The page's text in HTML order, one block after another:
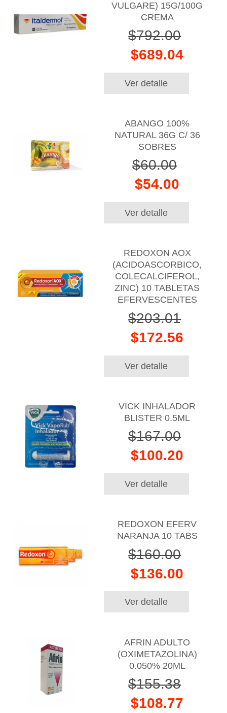
VULGARE) 15G/100G
CREMA
$792.00
$689.04
Ver detalle
ABANGO 100%
NATURAL 36G C/ 36
SOBRES
$60.00
$54.00
Ver detalle
REDOXON AOX
(ACIDOASCORBICO,
COLECALCIFEROL,
ZINC) 10 TABLETAS
EFERVESCENTES
$203.01
$172.56
Ver detalle
VICK INHALADOR
BLISTER 0.5ML
$167.00
$100.20
Ver detalle
REDOXON EFERV
NARANJA 10 TABS
$160.00
$136.00
Ver detalle
AFRIN ADULTO
(OXIMETAZOLINA)
0.050% 20ML
$155.38
$108.77